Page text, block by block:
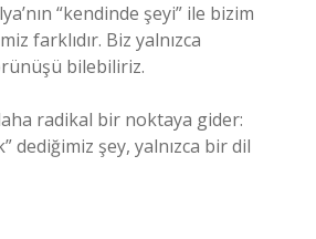
“kendinde şeyi” ile bizim
farklıdır. Biz yalnızca
bilebiliriz.
radikal bir noktaya gider:
dediğimiz şey, yalnızca bir dil